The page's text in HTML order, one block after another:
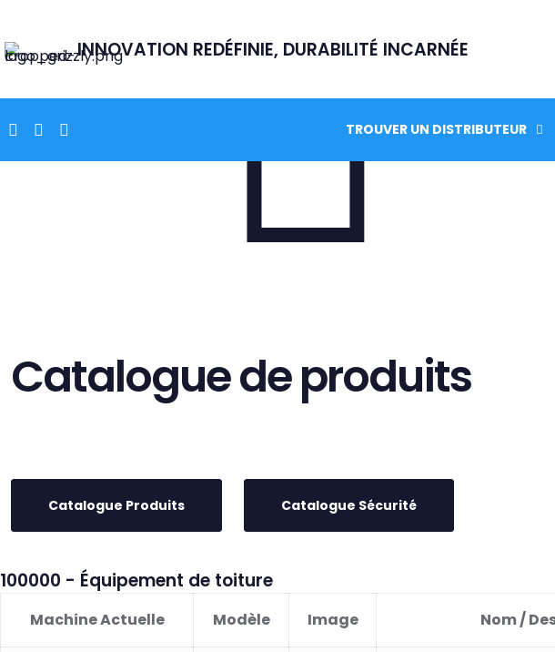
INNOVATION REDÉFINIE, DURABILITÉ INCARNÉE
TROUVER UN DISTRIBUTEUR
Catalogue de produits
Catalogue Produits Catalogue Sécurité
100000 - Équipement de toiture
Machine Actuelle Modèle Image Nom /